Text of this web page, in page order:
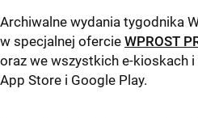
Archiwalne wydania tygodnika
w specjalnej ofercie WPROST
oraz we wszystkich e-kioskach
App Store i Google Play.